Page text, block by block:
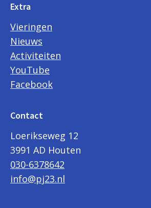
Extra
Vieringen
Nieuws
Activiteiten
YouTube
Facebook
Contact
Loerikseweg 12
3991 AD Houten
030-6378642
info@pj23.nl